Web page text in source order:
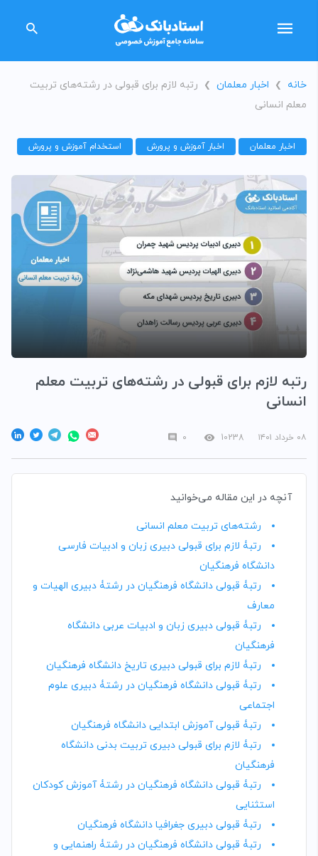
خانه ❯ اخبار معلمان ❯
رتبه لازم برای قبولی در رشته‌های تربیت
معلم انسانی
اخبار آموزش و پرورش اخبار معلمان استخدام آموزش و پرورش
رتبه لازم برای قبولی در رشته‌های تربیت معلم
انسانی
۰۸ خرداد ۱۴۰۱ 10238 ۰
آنچه در این مقاله می‌خوانید
رشته‌های تربیت معلم انسانی
رتبۀ لازم برای قبولی دبیری زبان و ادبیات فارسی
دانشگاه فرهنگیان
رتبۀ قبولی دانشگاه فرهنگیان در رشتۀ دبیری الهیات و
معارف
رتبۀ قبولی دبیری زبان و ادبیات عربی دانشگاه
فرهنگیان
رتبۀ لازم برای قبولی دبیری تاریخ دانشگاه فرهنگیان
رتبۀ قبولی دانشگاه فرهنگیان در رشتۀ دبیری علوم
اجتماعی
رتبۀ قبولی آموزش ابتدایی دانشگاه فرهنگیان
رتبۀ لازم برای قبولی دبیری تربیت بدنی دانشگاه
فرهنگیان
رتبۀ قبولی دانشگاه فرهنگیان در رشتۀ آموزش کودکان
استثنایی
رتبۀ قبولی دبیری جغرافیا دانشگاه فرهنگیان
رتبۀ قبولی دانشگاه فرهنگیان در رشتۀ راهنمایی و